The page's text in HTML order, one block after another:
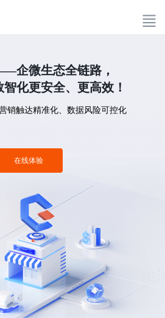
企微生态全链路，
化更安全、更高效！
销触达精准化、数据风险可控化
在线体验